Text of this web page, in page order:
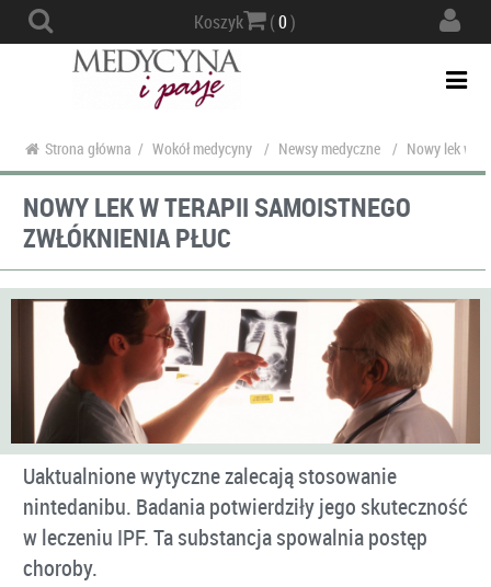
Koszyk (0)
Strona główna / Wokół medycyny / Newsy medyczne / Nowy lek w
NOWY LEK W TERAPII SAMOISTNEGO
ZWŁÓKNIENIA PŁUC
Uaktualnione wytyczne zalecają stosowanie
nintedanibu. Badania potwierdziły jego skuteczność
w leczeniu IPF. Ta substancja spowalnia postęp
choroby.